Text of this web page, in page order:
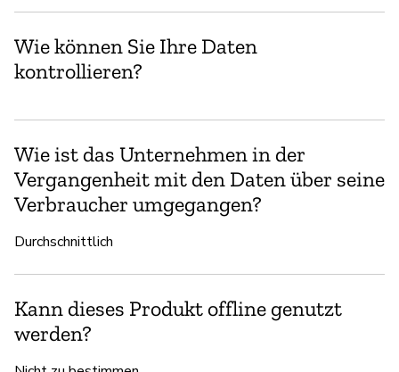
Wie können Sie Ihre Daten
kontrollieren?
Wie ist das Unternehmen in der
Vergangenheit mit den Daten über seine
Verbraucher umgegangen?
Durchschnittlich
Kann dieses Produkt offline genutzt
werden?